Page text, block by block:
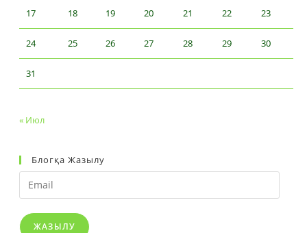
17 18 19 20 21 22 23
24 25 26 27 28 29 30
31
« Июл
Блогқа Жазылу
Email
ЖАЗЫЛУ